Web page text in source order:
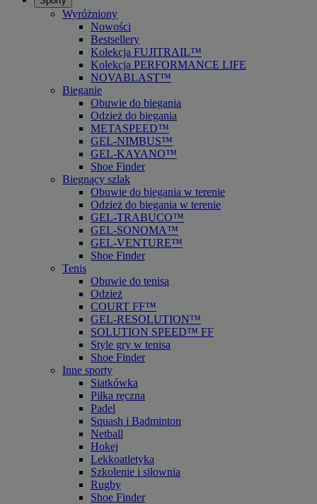
Wyróżniony
Nowości
Bestsellery
Kolekcja FUJITRAIL™
Kolekcja PERFORMANCE LIFE
NOVABLAST™
Bieganie
Obuwie do biegania
Odzież do biegania
METASPEED™
GEL-NIMBUS™
GEL-KAYANO™
Shoe Finder
Biegnący szlak
Obuwie do biegania w terenie
Odzież do biegania w terenie
GEL-TRABUCO™
GEL-SONOMA™
GEL-VENTURE™
Shoe Finder
Tenis
Obuwie do tenisa
Odzież
COURT FF™
GEL-RESOLUTION™
SOLUTION SPEED™ FF
Style gry w tenisa
Shoe Finder
Inne sporty
Siatkówka
Piłka ręczna
Padel
Squash i Badminton
Netball
Hokej
Lekkoatletyka
Szkolenie i siłownia
Rugby
Shoe Finder